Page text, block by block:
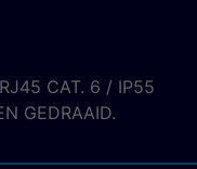
CAT. 6 / IP55
GEDRAAID.